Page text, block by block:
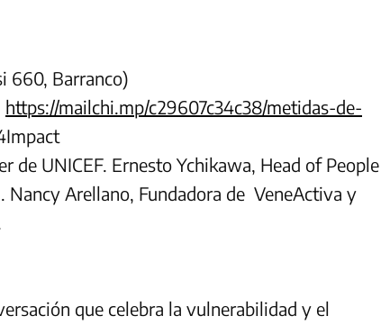
660, Barranco)
https://mailchi.mp/c29607c34c38/metidas-de-
de UNICEF. Ernesto Ychikawa, Head of People
Nancy Arellano, Fundadora de VeneActiva y
que celebra la vulnerabilidad y el